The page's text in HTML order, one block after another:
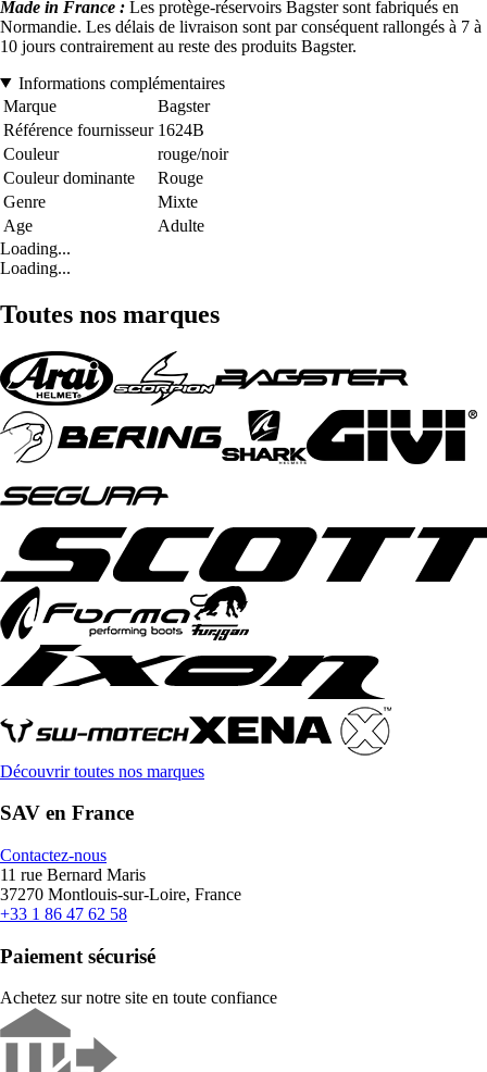
Made in France : Les protège-réservoirs Bagster sont fabriqués en
Normandie. Les délais de livraison sont par conséquent rallongés à 7 à
10 jours contrairement au reste des produits Bagster.
Informations complémentaires
Marque
Bagster
Référence fournisseur 1624B
Couleur
rouge/noir
Couleur dominante
Rouge
Genre
Mixte
Age
Adulte
Loading...
Loading...
Toutes nos marques
Découvrir toutes nos marques
SAV en France
Contactez-nous
11 rue Bernard Maris
37270 Montlouis-sur-Loire, France
+33 1 86 47 62 58
Paiement sécurisé
Achetez sur notre site en toute confiance